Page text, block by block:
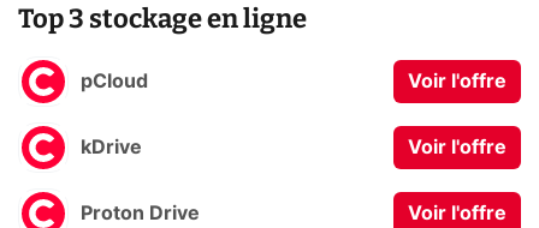
Top 3 stockage en ligne
pCloud Voir l'offre
kDrive Voir l'offre
Proton Drive Voir l'offre